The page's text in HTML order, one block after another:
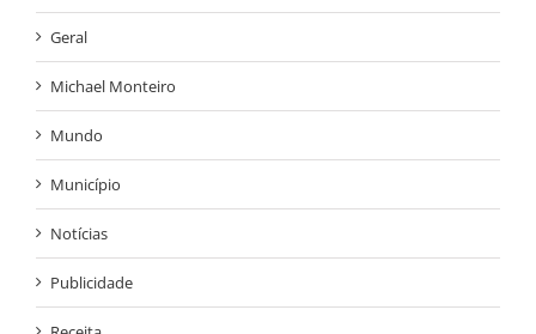
Geral
Michael Monteiro
Mundo
Município
Notícias
Publicidade